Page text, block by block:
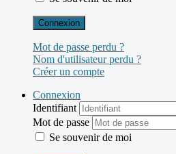
Connexion
Mot de passe perdu ?
Nom d'utilisateur perdu ?
Créer un compte
Connexion
Identifiant
Mot de passe
Se souvenir de moi